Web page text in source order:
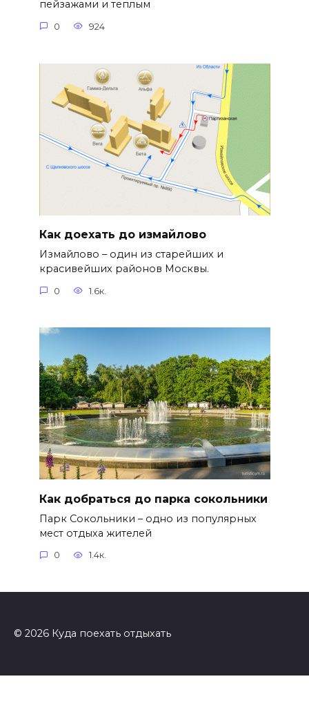
пейзажами и теплым
0 924
Как доехать до измайлово
Измайлово – один из старейших и
красивейших районов Москвы.
0 1.6к.
Как добраться до парка сокольники
Парк Сокольники – одно из популярных
мест отдыха жителей
0 1.4к.
© 2026 Куда поехать отдыхать